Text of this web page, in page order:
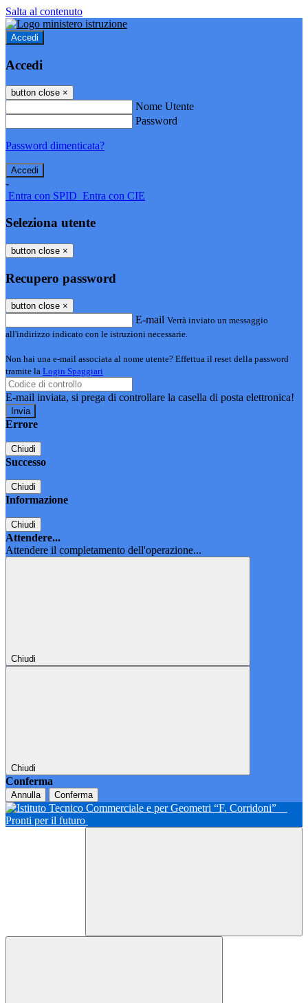
Salta al contenuto
Accedi
Accedi
button close ×
Nome Utente
Password
Password dimenticata?
-
Entra con SPID Entra con CIE
Seleziona utente
button close ×
Recupero password
button close ×
E-mail Verrà inviato un messaggio
all'indirizzo indicato con le istruzioni necessarie.
Non hai una e-mail associata al nome utente? Effettua il reset della password
tramite la Login Spaggiari
E-mail inviata, si prega di controllare la casella di posta elettronica!
Errore
Chiudi
Successo
Chiudi
Informazione
Chiudi
Attendere...
Attendere il completamento dell'operazione...
Chiudi
Chiudi
Conferma
Annulla Conferma
Pronti per il futuro